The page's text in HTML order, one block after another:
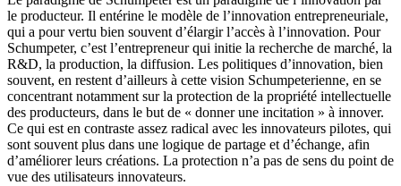
le producteur. Il entérine le modèle de l’innovation entrepreneuriale,
qui a pour vertu bien souvent d’élargir l’accès à l’innovation. Pour
Schumpeter, c’est l’entrepreneur qui initie la recherche de marché, la
R&D, la production, la diffusion. Les politiques d’innovation, bien
souvent, en restent d’ailleurs à cette vision Schumpeterienne, en se
concentrant notamment sur la protection de la propriété intellectuelle
des producteurs, dans le but de « donner une incitation » à innover.
Ce qui est en contraste assez radical avec les innovateurs pilotes, qui
sont souvent plus dans une logique de partage et d’échange, afin
d’améliorer leurs créations. La protection n’a pas de sens du point de
vue des utilisateurs innovateurs.